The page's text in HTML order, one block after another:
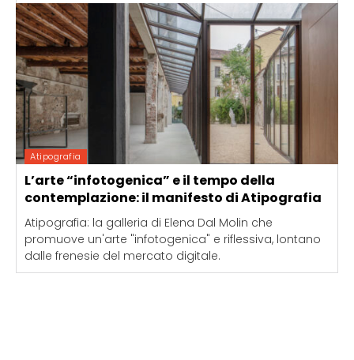
Atipografia
L’arte “infotogenica” e il tempo della
contemplazione: il manifesto di Atipografia
Atipografia: la galleria di Elena Dal Molin che
promuove un'arte "infotogenica" e riflessiva, lontano
dalle frenesie del mercato digitale.